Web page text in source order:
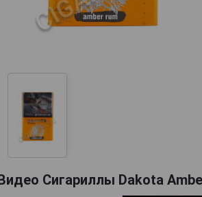
Сигариллы Dakota